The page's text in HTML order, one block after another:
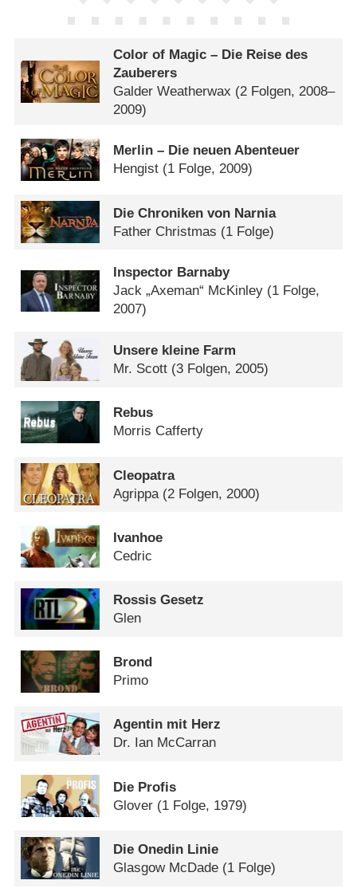
Color of Magic – Die Reise des
Zauberers
Galder Weatherwax (2 Folgen, 2008–
2009)
Merlin – Die neuen Abenteuer
Hengist (1 Folge, 2009)
Die Chroniken von Narnia
Father Christmas (1 Folge)
Inspector Barnaby
Jack „Axeman“ McKinley (1 Folge,
2007)
Unsere kleine Farm
Mr. Scott (3 Folgen, 2005)
Rebus
Morris Cafferty
Cleopatra
Agrippa (2 Folgen, 2000)
Ivanhoe
Cedric
Rossis Gesetz
Glen
Brond
Primo
Agentin mit Herz
Dr. Ian McCarran
Die Profis
Glover (1 Folge, 1979)
Die Onedin Linie
Glasgow McDade (1 Folge)